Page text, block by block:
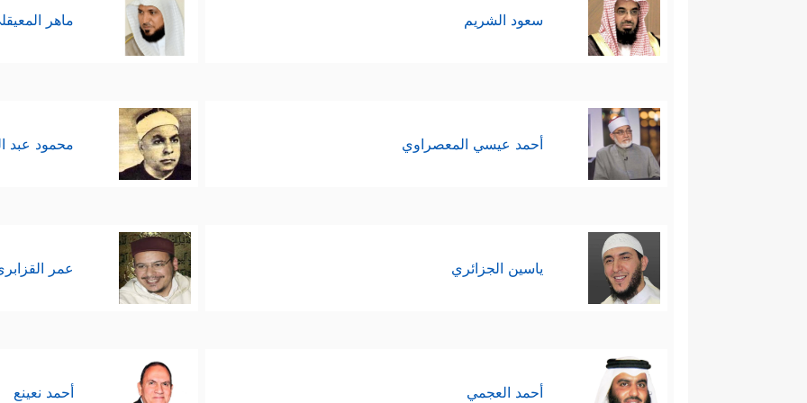
سعود الشريم ماهر
أحمد عيسي المعصراوي محمود عبد
ياسين الجزائري عمر
أحمد العجمي أحمد نعينع